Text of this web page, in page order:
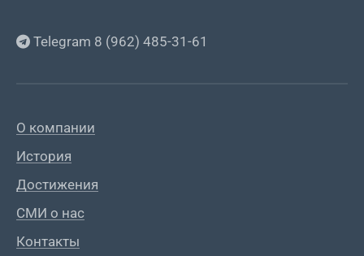
Telegram 8 (962) 485-31-61
О компании
История
Достижения
СМИ о нас
Контакты